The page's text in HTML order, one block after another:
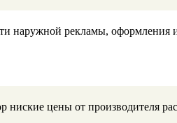
наружной рекламы, оформления
цены от производителя